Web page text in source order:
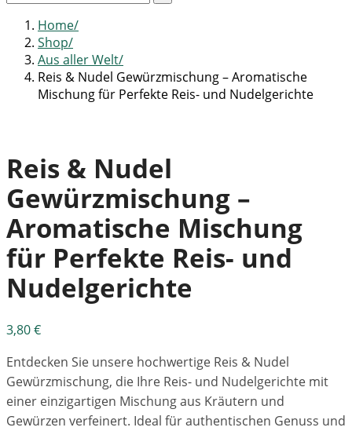
Home
Shop
Aus aller Welt
Reis & Nudel Gewürzmischung – Aromatische
Mischung für Perfekte Reis- und Nudelgerichte
Reis & Nudel
Gewürzmischung –
Aromatische Mischung
für Perfekte Reis- und
Nudelgerichte
3,80€
Entdecken Sie unsere hochwertige Reis & Nudel
Gewürzmischung, die Ihre Reis- und Nudelgerichte mit
einer einzigartigen Mischung aus Kräutern und
Gewürzen verfeinert. Ideal für authentischen Genuss und